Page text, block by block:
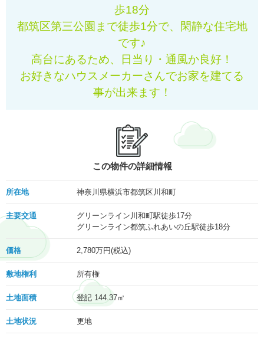
歩18分
都筑区第三公園まで徒歩1分で、閑静な住宅地
です♪
高台にあるため、日当り・通風か良好！
お好きなハウスメーカーさんでお家を建てる
事が出来ます！
この物件の詳細情報
所在地 神奈川県横浜市都筑区川和町
主要交通
グリーンライン川和町駅徒歩17分
グリーンライン都筑ふれあいの丘駅徒歩18分
価格 2,780万円(税込)
敷地権利 所有権
土地面積 登記 144.37㎡
土地状況 更地